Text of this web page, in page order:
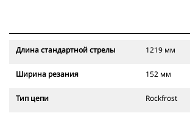
Длина стандартной стрелы 1219 мм
Ширина резания 152 мм
Тип цепи Rockfrost